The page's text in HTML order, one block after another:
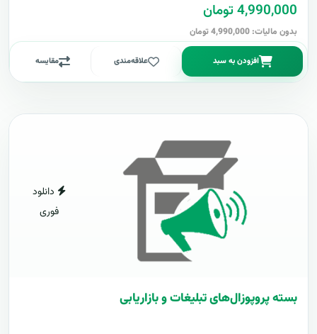
4,990,000 تومان
بدون مالیات: 4,990,000 تومان
افزودن به سبد علاقه‌مندی مقایسه
دانلود
فوری
بسته پروپوزال‌های تبلیغات و بازاریابی